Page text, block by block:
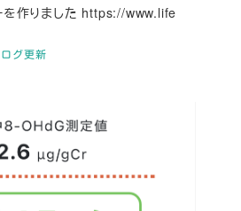
グ更新
を作りました https://www.life